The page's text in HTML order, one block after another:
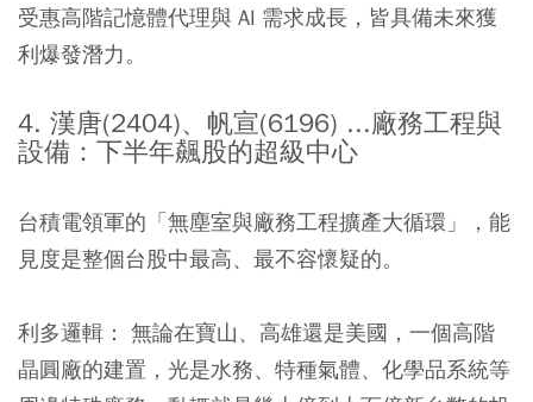
受惠高階記憶體代理與 AI 需求成長，皆具備未來獲
利爆發潛力。
4. 漢唐(2404)、帆宣(6196) ...廠務工程與
設備：下半年飆股的超級中心
台積電領軍的「無塵室與廠務工程擴產大循環」，能
見度是整個台股中最高、最不容懷疑的。
利多邏輯： 無論在寶山、高雄還是美國，一個高階
晶圓廠的建置，光是水務、特種氣體、化學品系統等